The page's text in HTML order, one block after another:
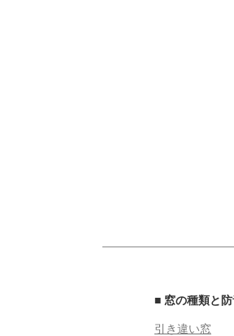
■ 窓の種類と
引き違い窓